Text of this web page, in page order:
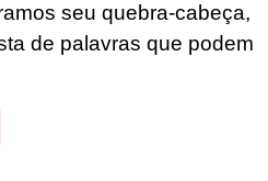
seu quebra-cabeça,
de palavras que podem